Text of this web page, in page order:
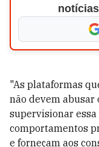
"As plataformas
não devem abusar
supervisionar
comportamentos
e forneçam aos